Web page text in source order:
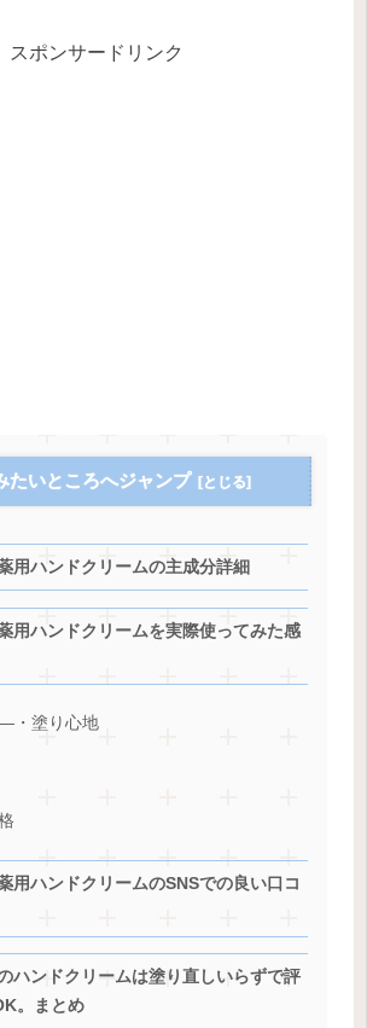
スポンサードリンク
たいところへジャンプ
用ハンドクリームの主成分詳細
用ハンドクリームを実際使ってみた感
・塗り心地
用ハンドクリームのSNSでの良い口コ
ハンドクリームは塗り直しいらずで評
。まとめ